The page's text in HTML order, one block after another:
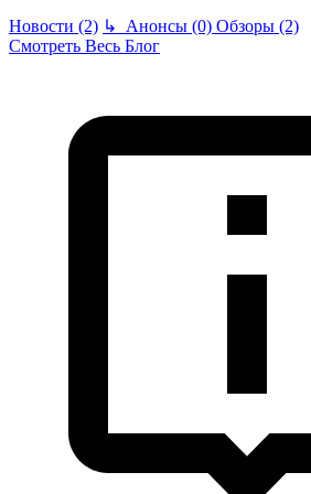
Новости (2) ↳ Анонсы (0) Обзоры (2)
Смотреть Весь Блог